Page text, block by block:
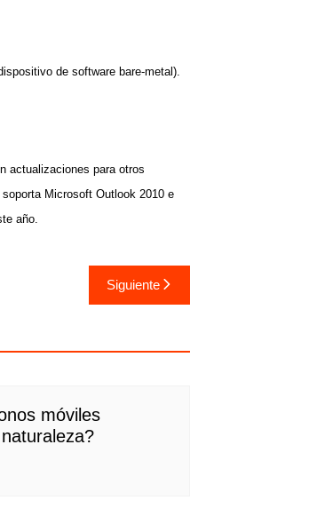
de software bare-metal).
actualizaciones para otros
Microsoft Outlook 2010 e
año.
Siguiente
móviles